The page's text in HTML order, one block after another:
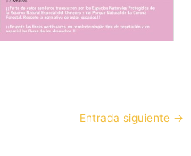
Entrada siguiente →